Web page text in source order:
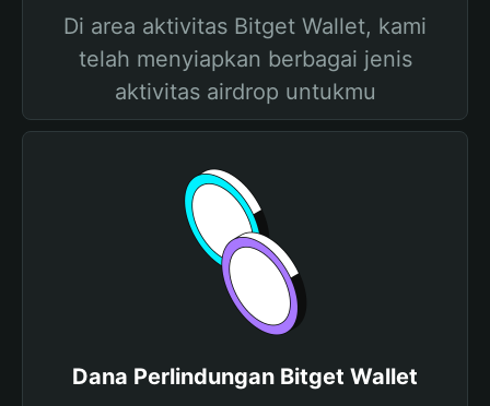
Di area aktivitas Bitget Wallet, kami
telah menyiapkan berbagai jenis
aktivitas airdrop untukmu
Dana Perlindungan Bitget Wallet